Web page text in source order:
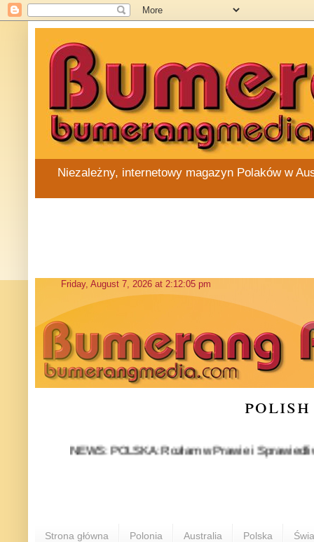
Niezależny, internetowy magazyn Polaków w
NEWS: POLSKA: Rozłam w Prawie i
Strona główna Polonia Australia Polska